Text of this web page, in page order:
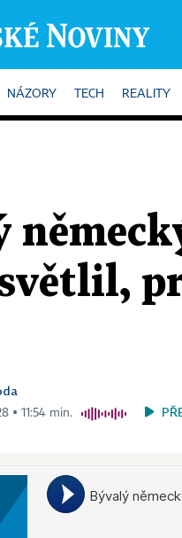
NÁZORY TECH REALITY
▪ 11:54 min.